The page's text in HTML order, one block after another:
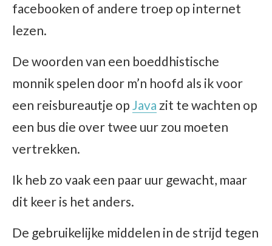
facebooken of andere troep op internet
lezen.
De woorden van een boeddhistische
monnik spelen door m’n hoofd als ik voor
een reisbureautje op Java zit te wachten op
een bus die over twee uur zou moeten
vertrekken.
Ik heb zo vaak een paar uur gewacht, maar
dit keer is het anders.
De gebruikelijke middelen in de strijd tegen